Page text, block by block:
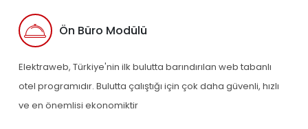
Ön Büro Modülü
Elektraweb, Türkiye'nin ilk bulutta barındırılan web tabanlı
otel programıdır. Bulutta çalıştığı için çok daha güvenli, hızlı
ve en önemlisi ekonomiktir